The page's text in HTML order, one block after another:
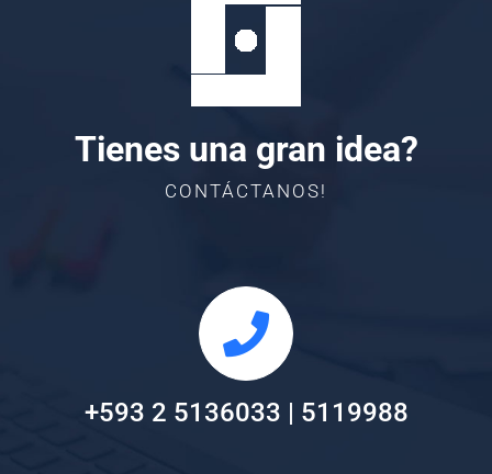
Tienes una gran idea?
CONTÁCTANOS!
+593 2 5136033 | 5119988